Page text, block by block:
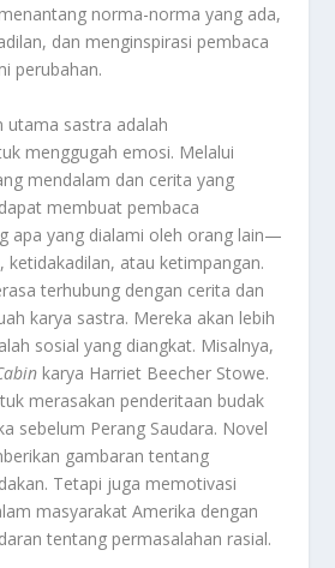
norma-norma yang ada,
dan menginspirasi pembaca
perubahan.
utama sastra adalah
menggugah emosi. Melalui
mendalam dan cerita yang
membuat pembaca
apa yang dialami oleh orang lain—
ketidakadilan, atau ketimpangan.
terhubung dengan cerita dan
karya sastra. Mereka akan lebih
sosial yang diangkat. Misalnya,
karya Harriet Beecher Stowe.
merasakan penderitaan budak
sebelum Perang Saudara. Novel
gambaran tentang
Tetapi juga memotivasi
masyarakat Amerika dengan
tentang permasalahan rasial.